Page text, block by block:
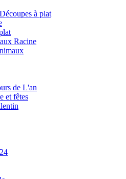
à plat
Racine
de L'an
et fêtes